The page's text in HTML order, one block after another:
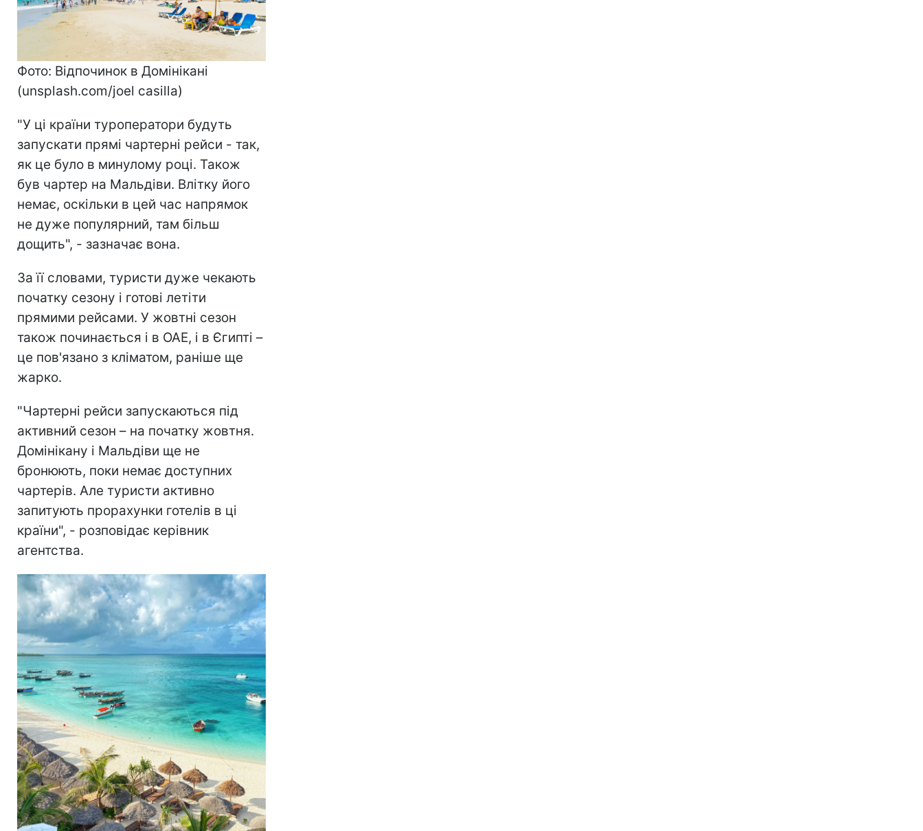
Фото: Відпочинок в Домінікані
(unsplash.com/joel casilla)
"У ці країни туроператори будуть
запускати прямі чартерні рейси - так,
як це було в минулому році. Також
був чартер на Мальдіви. Влітку його
немає, оскільки в цей час напрямок
не дуже популярний, там більш
дощить", - зазначає вона.
За її словами, туристи дуже чекають
початку сезону і готові летіти
прямими рейсами. У жовтні сезон
також починається і в ОАЕ, і в Єгипті –
це пов'язано з кліматом, раніше ще
жарко.
"Чартерні рейси запускаються під
активний сезон – на початку жовтня.
Домінікану і Мальдіви ще не
бронюють, поки немає доступних
чартерів. Але туристи активно
запитують прорахунки готелів в ці
країни", - розповідає керівник
агентства.